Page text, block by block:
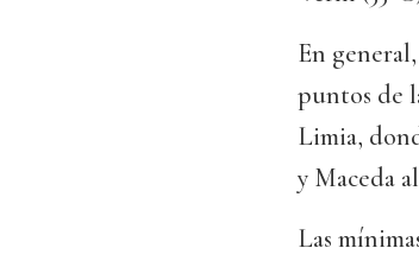
En
puntos de
Limia,
y Maceda
Las